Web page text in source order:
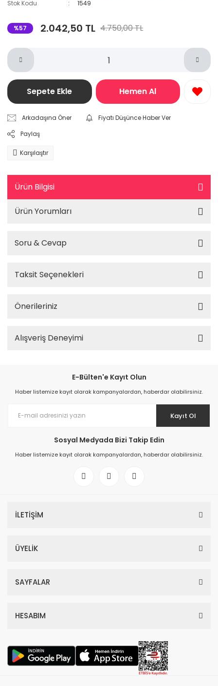
Stok Kodu
1549
%57 2.042,50 TL 4.750,00 TL
Sepete Ekle Hemen Al
Arkadaşına Öner
Fiyatı Düşünce Haber Ver
Paylaş
Karşılaştır
Ürün Bilgisi
Ürün Yorumları
Soru & Cevap
Taksit Seçenekleri
Önerileriniz
Alışveriş Deneyimi
E-Bülten'e Kayıt Olun
Haber listemize kayıt olarak kampanyalardan, haberdar olabilirsiniz.
Kayıt Ol
Sosyal Medyada Bizi Takip Edin
Haber listemize kayıt olarak kampanyalardan, haberdar olabilirsiniz.
İLETİŞİM
ÜYELİK
SAYFALAR
HESABIM